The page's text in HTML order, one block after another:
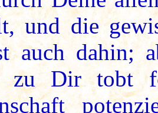
und die
auch dahin;
zu Dir tobt